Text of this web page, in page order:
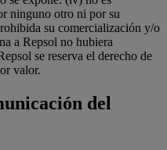
ninguno otro ni por su
su comercialización y/o
a Repsol no hubiera
se reserva el derecho de
valor.
del